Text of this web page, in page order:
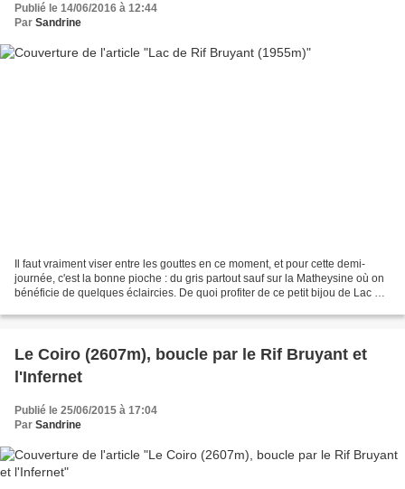
Publié le 14/06/2016 à 12:44
Par Sandrine
Il faut vraiment viser entre les gouttes en ce moment, et pour cette demi-
journée, c'est la bonne pioche : du gris partout sauf sur la Matheysine où on
bénéficie de quelques éclaircies. De quoi profiter de ce petit bijou de Lac de
Le Coiro (2607m), boucle par le Rif Bruyant et
l'Infernet
Publié le 25/06/2015 à 17:04
Par Sandrine